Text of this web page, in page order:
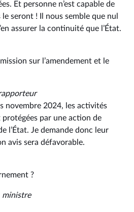
Et personne n’est capable de
seront ! Il nous semble que nul
assurer la continuité que l’État.
sur l’amendement et le
novembre 2024, les activités
protégées par une action de
l’État. Je demande donc leur
avis sera défavorable.
?
ministre